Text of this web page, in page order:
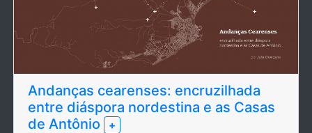
Andanças cearenses: encruzilhada
entre diáspora nordestina e as Casas
de Antônio
+